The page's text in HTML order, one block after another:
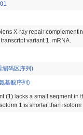
X-ray repair
variant 1, mRNA.
编码区序列)
基酸序列)
(1) lacks a small segment in
1 is shorter than isoform